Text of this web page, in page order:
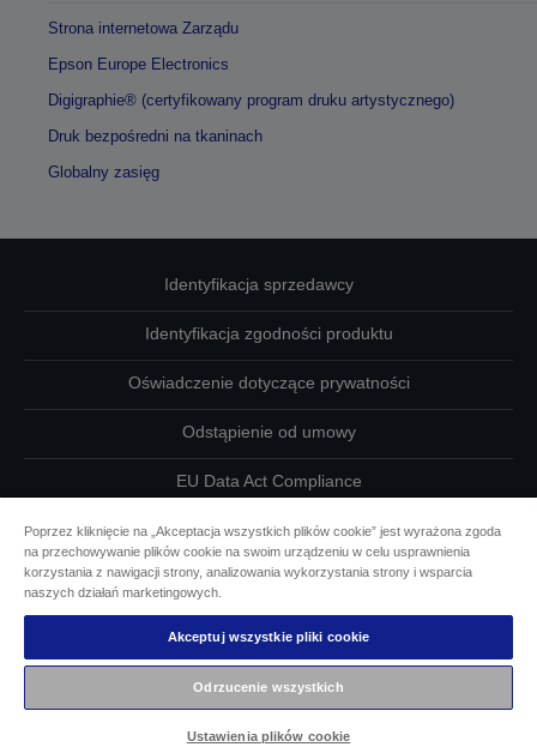
Strona internetowa Zarządu
Epson Europe Electronics
Digigraphie® (certyfikowany program druku artystycznego)
Druk bezpośredni na tkaninach
Globalny zasięg
Identyfikacja sprzedawcy
Identyfikacja zgodności produktu
Oświadczenie dotyczące prywatności
Odstąpienie od umowy
EU Data Act Compliance
Skontaktuj się z nami w sprawie swoich danych
Informacje o plikach cookie
Działania firmy Epson na rzecz dostępności
Copyright © 2026 Seiko Epson
Poprzez kliknięcie na „Akceptacja wszystkich plików cookie” jest wyrażona zgoda
na przechowywanie plików cookie na swoim urządzeniu w celu usprawnienia
korzystania z nawigacji strony, analizowania wykorzystania strony i wsparcia
naszych działań marketingowych.
Akceptuj wszystkie pliki cookie
Odrzucenie wszystkich
Ustawienia plików cookie